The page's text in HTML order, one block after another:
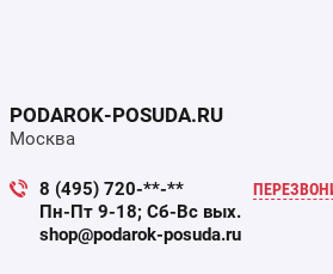
PODAROK-POSUDA.RU
Москва
8 (495) 720-**-**
Пн-Пт 9-18; Сб-Вс вых.
shop@podarok-posuda.ru